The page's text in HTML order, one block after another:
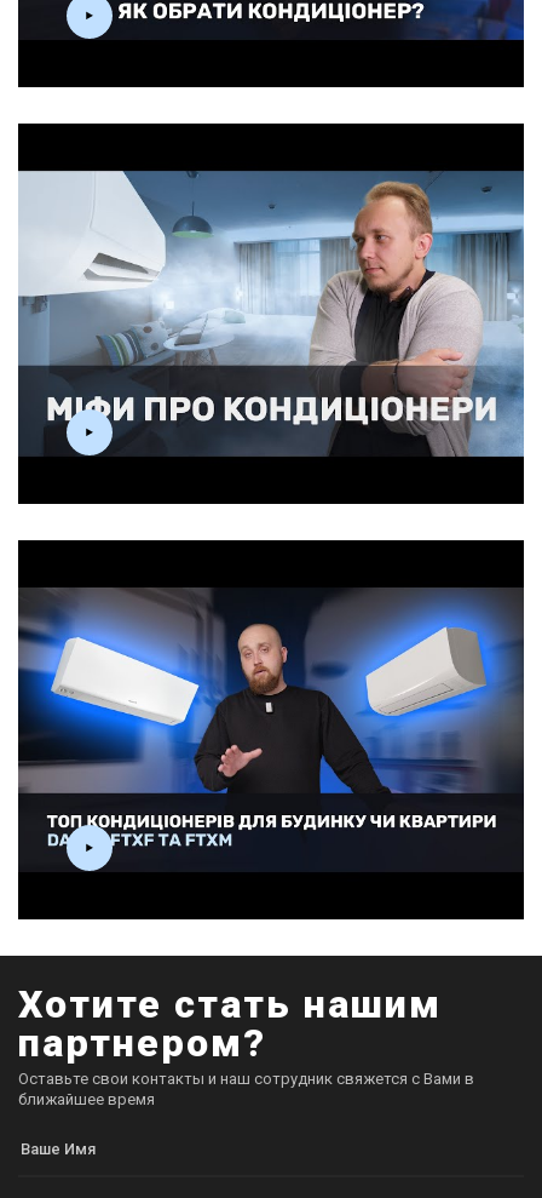
Хотите стать нашим
партнером?
Оставьте свои контакты и наш сотрудник свяжется с Вами в
ближайшее время